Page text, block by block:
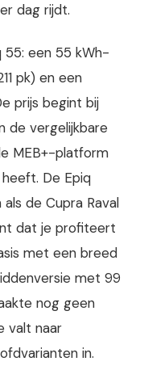
dag rijdt.
55: een 55 kWh-
pk) en een
prijs begint bij
de vergelijkbare
MEB+-platform
De Epiq
de Cupra Raval
dat je profiteert
met een breed
met 99
nog geen
valt naar
in.